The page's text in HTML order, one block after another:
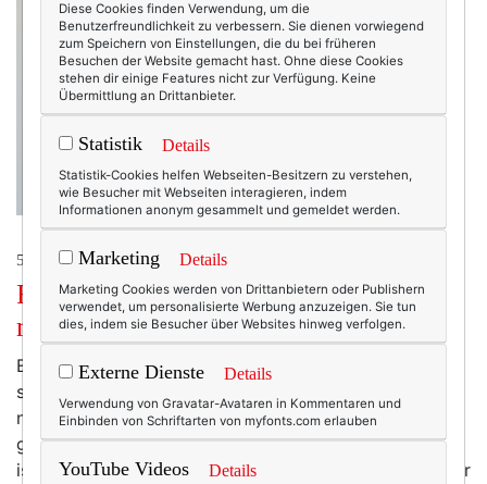
50+ LIFESTYLE
Frauen ab 40: Das Montagsinterview
mit Sabine Wittig.
Es gibt Menschen, die träumen ein Leben lang davon,
sich einen Wunsch zu erfüllen, noch mal ganz was
neues, anderes anzufangen. Etwas zu wagen. Und es
gibt Menschen, die tun das dann auch. Sabine Wittig
ist so jemand. Sabines und mein Lebenslauf haben sehr
Diese Cookies finden Verwendung, um die
Benutzerfreundlichkeit zu verbessern. Sie dienen vorwiegend
zum Speichern von Einstellungen, die du bei früheren
Besuchen der Website gemacht hast. Ohne diese Cookies
stehen dir einige Features nicht zur Verfügung. Keine
Übermittlung an Drittanbieter.
Statistik Details
Statistik-Cookies helfen Webseiten-Besitzern zu verstehen,
wie Besucher mit Webseiten interagieren, indem
Informationen anonym gesammelt und gemeldet werden.
Marketing Details
Marketing Cookies werden von Drittanbietern oder Publishern
verwendet, um personalisierte Werbung anzuzeigen. Sie tun
dies, indem sie Besucher über Websites hinweg verfolgen.
Externe Dienste Details
Verwendung von Gravatar-Avataren in Kommentaren und
Einbinden von Schriftarten von myfonts.com erlauben
YouTube Videos Details